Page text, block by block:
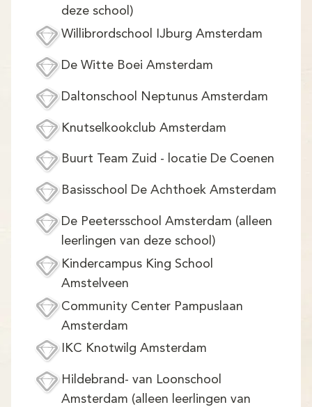
deze school)
Willibrordschool IJburg Amsterdam
De Witte Boei Amsterdam
Daltonschool Neptunus Amsterdam
Knutselkookclub Amsterdam
Buurt Team Zuid - locatie De Coenen
Basisschool De Achthoek Amsterdam
De Peetersschool Amsterdam (alleen
leerlingen van deze school)
Kindercampus King School
Amstelveen
Community Center Pampuslaan
Amsterdam
IKC Knotwilg Amsterdam
Hildebrand- van Loonschool
Amsterdam (alleen leerlingen van